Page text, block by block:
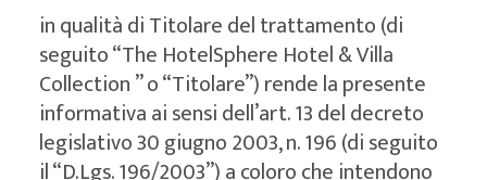
Contatti
in qualità di Titolare del trattamento (di
seguito “The HotelSphere Hotel & Villa
Collection ” o “Titolare”) rende la presente
informativa ai sensi dell’art. 13 del decreto
legislativo 30 giugno 2003, n. 196 (di seguito